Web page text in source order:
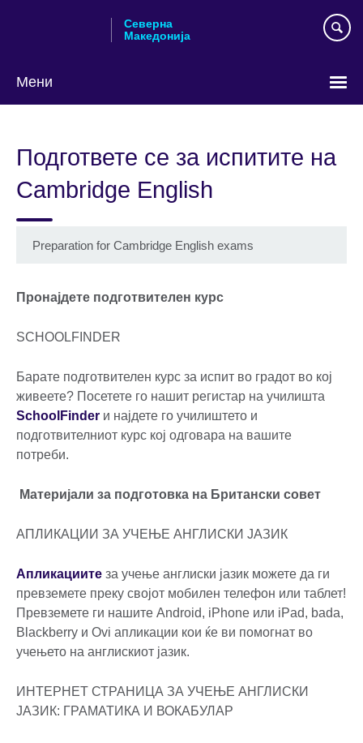
Северна
Македонија
Мени
вашиот
Подгответе се за испитите на
Cambridge English
Preparation for Cambridge English exams
Пронајдете подготвителен курс
SCHOOLFINDER
Барате подготвителен курс за испит во градот во кој
живеете? Посетете го нашит регистар на училишта
SchoolFinder и најдете го училиштето и
подготвителниот курс кој одговара на вашите
потреби.
Материјали за подготовка на Британски совет
АПЛИКАЦИИ ЗА УЧЕЊЕ АНГЛИСКИ ЈАЗИК
Апликациите за учење англиски јазик можете да ги
превземете преку својот мобилен телефон или таблет!
Превземете ги нашите Android, iPhone или iPad, bada,
Blackberry и Ovi апликации кои ќе ви помогнат во
учењето на англискиот јазик.
ИНТЕРНЕТ СТРАНИЦА ЗА УЧЕЊЕ АНГЛИСКИ
ЈАЗИК: ГРАМАТИКА И ВОКАБУЛАР